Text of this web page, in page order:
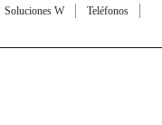
Soluciones W
Teléfonos